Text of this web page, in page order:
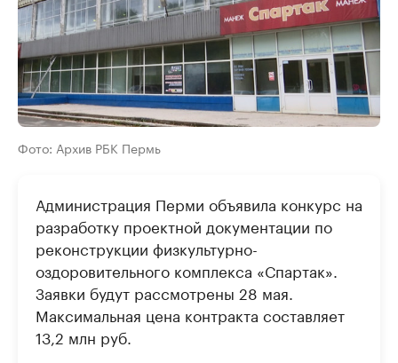
Фото: Архив РБК Пермь
Администрация Перми объявила конкурс на
разработку проектной документации по
реконструкции физкультурно-
оздоровительного комплекса «Спартак».
Заявки будут рассмотрены 28 мая.
Максимальная цена контракта составляет
13,2 млн руб.